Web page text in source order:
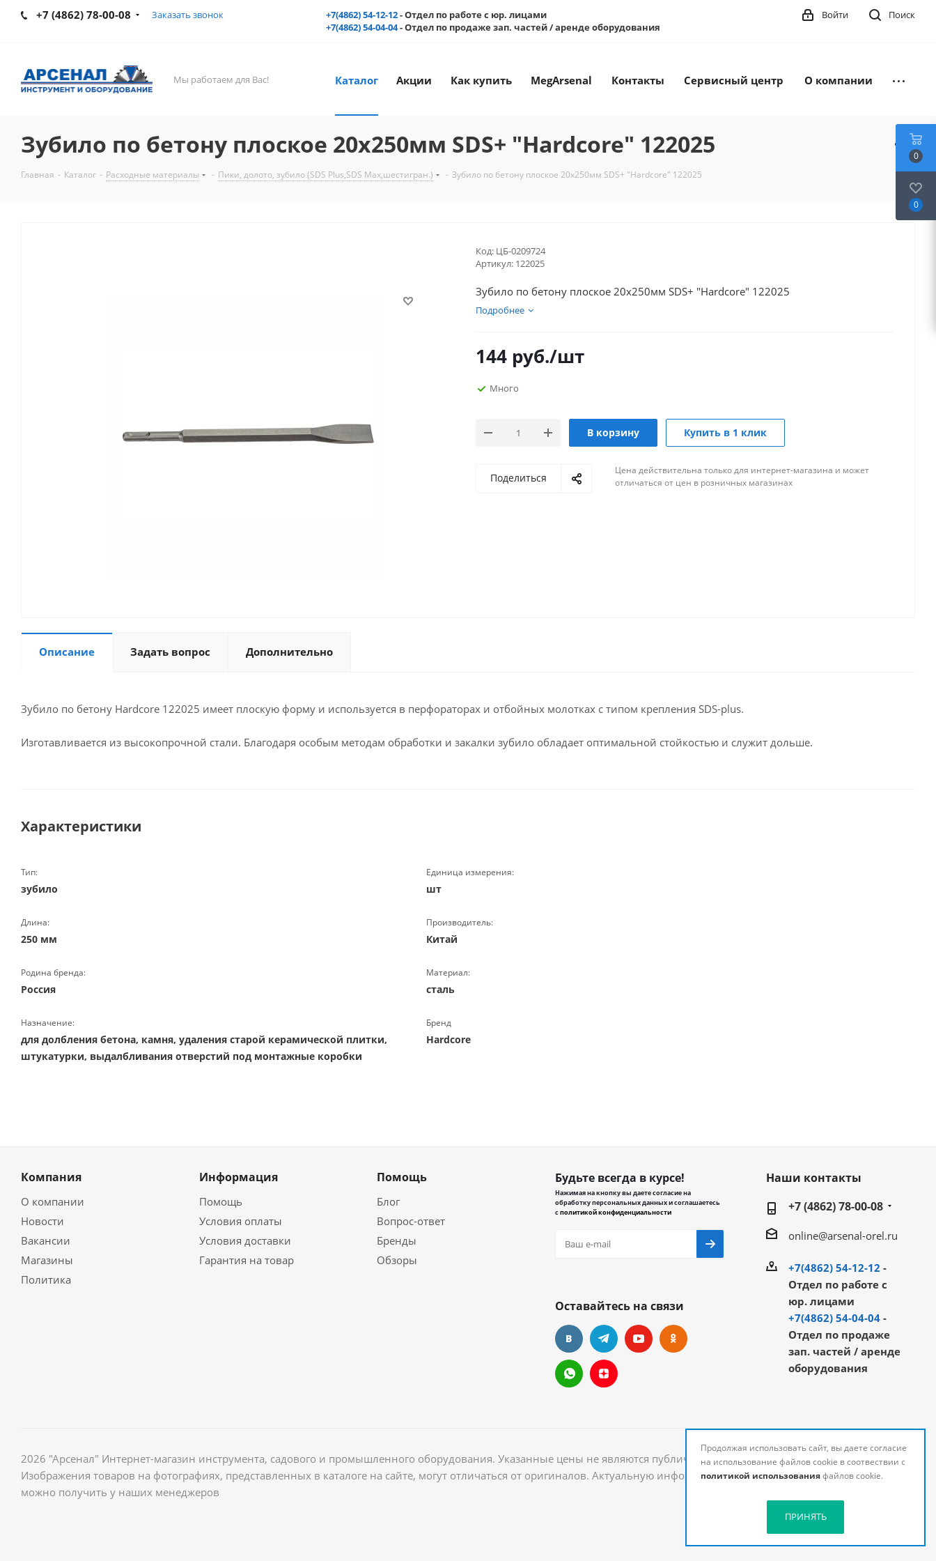
+7 (4862) 78-00-08 Заказать звонок +7(4862) 54-12-12- Отдел по работе с юр. лицами
+7(4862) 54-04-04- Отдел по продаже зап. частей / аренде оборудования
Поиск
Войти
Мы работаем для Вас! Каталог Акции Как купить MegArsenal Контакты Сервисный центр О компании
Зубило по бетону плоское 20х250мм SDS+ "Hardcore" 122025
Главная - Каталог - Расходные материалы - Пики, долото, зубило (SDS Plus,SDS Max,шестигран.) - Зубило по бетону плоское 20х250мм SDS+ "Hardcore" 122025
Код: ЦБ-0209724
Артикул: 122025
Зубило по бетону плоское 20х250мм SDS+ "Hardcore" 122025
Подробнее
144 руб./шт
Много
В корзину Купить в 1 клик
Поделиться
Цена действительна только для интернет-магазина и может
отличаться от цен в розничных магазинах
Описание Задать вопрос Дополнительно
Зубило по бетону Hardcore 122025 имеет плоскую форму и используется в перфораторах и отбойных молотках с типом крепления SDS-plus.
Изготавливается из высокопрочной стали. Благодаря особым методам обработки и закалки зубило обладает оптимальной стойкостью и служит дольше.
Характеристики
Тип:
зубило
Единица измерения:
шт
Длина:
250 мм
Производитель:
Китай
Родина бренда:
Россия
Материал:
сталь
Назначение:
для долбления бетона, камня, удаления старой керамической плитки,
штукатурки, выдалбливания отверстий под монтажные коробки
Бренд
Hardcore
Компания
О компании
Новости
Вакансии
Магазины
Политика
Информация
Помощь
Условия оплаты
Условия доставки
Гарантия на товар
Помощь
Блог
Вопрос-ответ
Бренды
Обзоры
Будьте всегда в курсе!
Нажимая на кнопку вы даете согласие на
обработку персональных данных и соглашаетесь
сполитикой конфиденциальности
Оставайтесь на связи
Наши контакты
+7 (4862) 78-00-08
online@arsenal-orel.ru
+7(4862) 54-12-12 -
Отдел по работе с
юр. лицами
+7(4862) 54-04-04-
Отдел по продаже
зап. частей / аренде
оборудования
2026 "Арсенал" Интернет-магазин инструмента, садового и промышленного оборудования. Указанные цены не являются публичной офертой и могут быть изменены.
Изображения товаров на фотографиях, представленных в каталоге на сайте, могут отличаться от оригиналов. Актуальную информацию о стоимости и наличии товаров
можно получить у наших менеджеров
0
0
Продолжая использовать сайт, вы даете согласие
на использование файлов cookie в соотвествии с
политикой использованияфайлов cookie.
ПРИНЯТЬ